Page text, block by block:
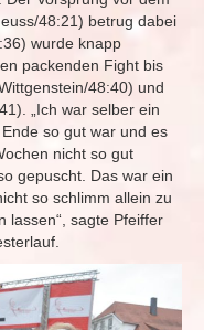
48:21) betrug dabei
wurde knapp
packenden Fight bis
48:40) und
„Ich war selber ein
so gut war und es
nicht so gut
gepuscht. Das war ein
so schlimm allein zu
lassen“, sagte Pfeiffer